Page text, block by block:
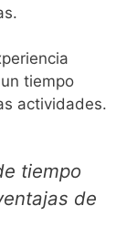
tiempo
actividades.
tiempo
de